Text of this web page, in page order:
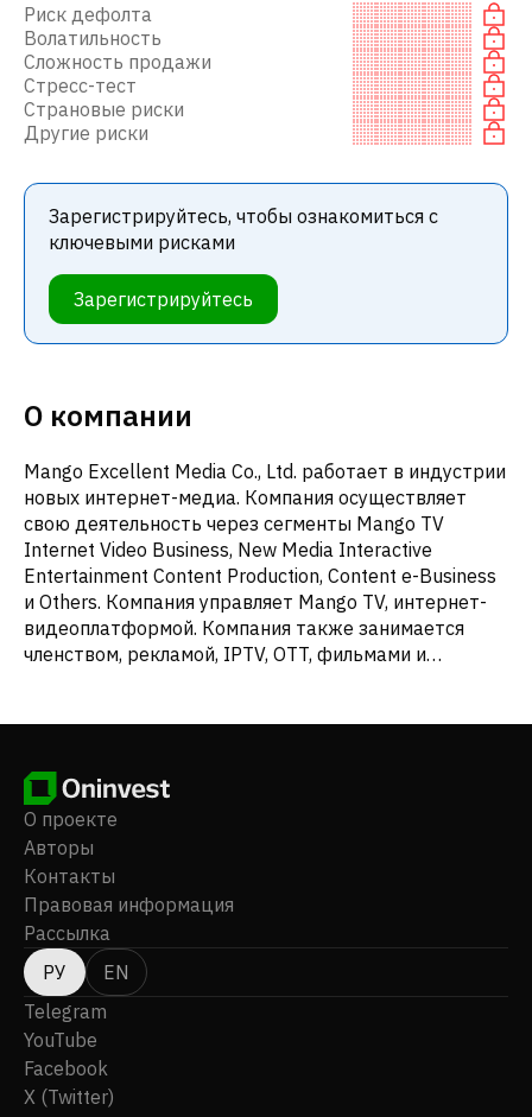
Риск дефолта
Волатильность
Сложность продажи
Стресс-тест
Страновые риски
Другие риски
Зарегистрируйтесь, чтобы ознакомиться с
ключевыми рисками
Зарегистрируйтесь
О компании
Mango Excellent Media Co., Ltd. работает в индустрии
новых интернет-медиа. Компания осуществляет
свою деятельность через сегменты Mango TV
Internet Video Business, New Media Interactive
Entertainment Content Production, Content e-Business
и Others. Компания управляет Mango TV, интернет-
видеоплатформой. Компания также занимается
членством, рекламой, IPTV, OTT, фильмами и
авторскими правами, разработкой производных IP;
электронной коммерции контента. Компания была
основана в 2005 году, ее штаб-квартира находится
в городе Чанша, Китай. Mango Excellent Media Co.,
Ltd. является дочерней компанией Mango Media Co.,
Ltd.
О проекте
Авторы
Контакты
Правовая информация
Рассылка
РУ
EN
Telegram
YouTube
Facebook
X (Twitter)